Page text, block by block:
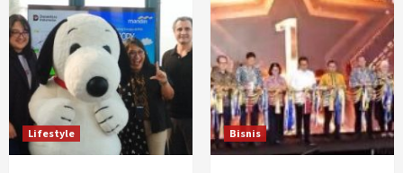
Lifestyle Bisnis